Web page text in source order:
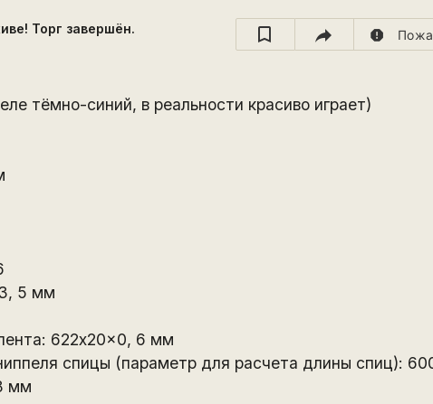
Торг завершён. report
тёмно-синий, в реальности красиво играет)
5 мм
622x20x0, 6 мм
спицы (параметр для расчета длины спиц):
мм